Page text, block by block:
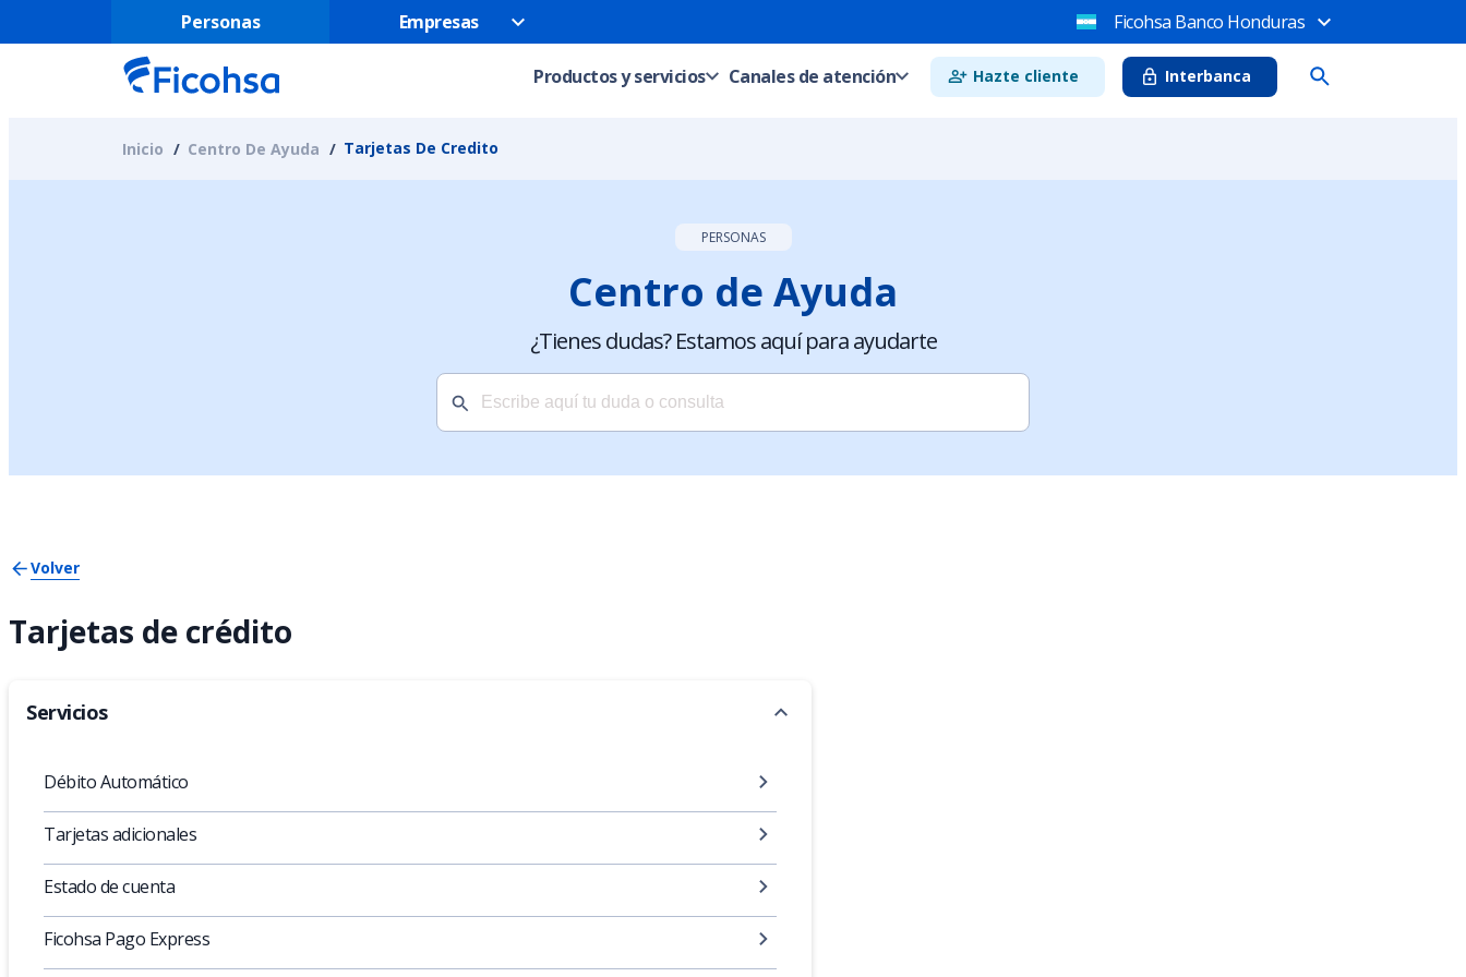
Personas Empresas Ficohsa Banco Honduras
Productos y servicios Canales de atención Hazte cliente Interbanca
Inicio Centro De Ayuda Tarjetas De Credito
PERSONAS
Centro de Ayuda
¿Tienes dudas? Estamos aquí para ayudarte
Volver
Tarjetas de crédito
Servicios
Débito Automático
Tarjetas adicionales
Estado de cuenta
Ficohsa Pago Express